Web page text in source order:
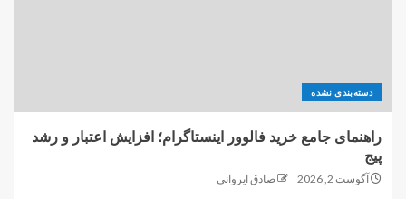
دسته‌بندی نشده
راهنمای جامع خرید فالوور اینستاگرام؛ افزایش اعتبار و رشد
پیج
آگوست 2, 2026 صادق ایروانی